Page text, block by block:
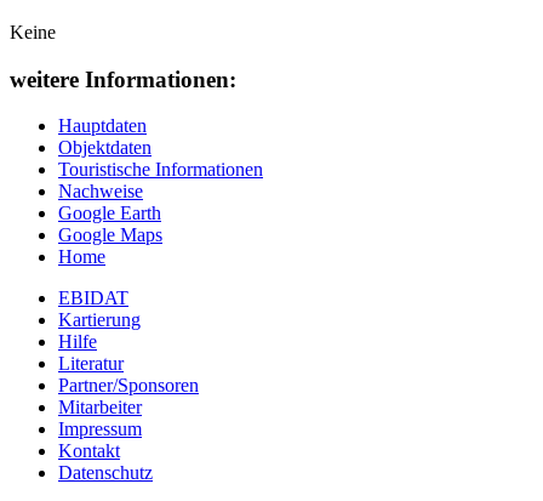
Keine
weitere Informationen:
Hauptdaten
Objektdaten
Touristische Informationen
Nachweise
Google Earth
Google Maps
Home
EBIDAT
Kartierung
Hilfe
Literatur
Partner/Sponsoren
Mitarbeiter
Impressum
Kontakt
Datenschutz